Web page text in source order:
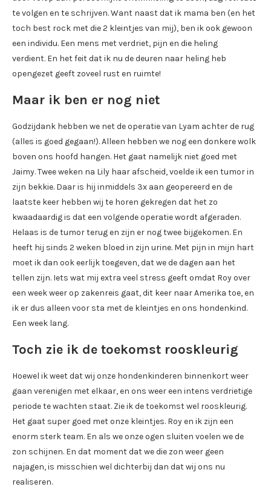
te volgen en te schrijven. Want naast dat ik mama ben (en het
toch best rock met die 2 kleintjes van mij), ben ik ook gewoon
een individu. Een mens met verdriet, pijn en die heling
verdient. En het feit dat ik nu de deuren naar heling heb
opengezet geeft zoveel rust en ruimte!
Maar ik ben er nog niet
Godzijdank hebben we net de operatie van Lyam achter de rug
(alles is goed gegaan!). Alleen hebben we nog een donkere wolk
boven ons hoofd hangen. Het gaat namelijk niet goed met
Jaimy. Twee weken na Lily haar afscheid, voelde ik een tumor in
zijn bekkie. Daar is hij inmiddels 3x aan geopereerd en de
laatste keer hebben wij te horen gekregen dat het zo
kwaadaardig is dat een volgende operatie wordt afgeraden.
Helaas is de tumor terug en zijn er nog twee bijgekomen. En
heeft hij sinds 2 weken bloed in zijn urine. Met pijn in mijn hart
moet ik dan ook eerlijk toegeven, dat we de dagen aan het
tellen zijn. Iets wat mij extra veel stress geeft omdat Roy over
een week weer op zakenreis gaat, dit keer naar Amerika toe, en
ik er dus alleen voor sta met de kleintjes en ons hondenkind.
Een week lang.
Toch zie ik de toekomst rooskleurig
Hoewel ik weet dat wij onze hondenkinderen binnenkort weer
gaan verenigen met elkaar, en ons weer een intens verdrietige
periode te wachten staat. Zie ik de toekomst wel rooskleurig.
Het gaat super goed met onze kleintjes. Roy en ik zijn een
enorm sterk team. En als we onze ogen sluiten voelen we de
zon schijnen. En dat moment dat we die zon weer geen
najagen, is misschien wel dichterbij dan dat wij ons nu
realiseren.